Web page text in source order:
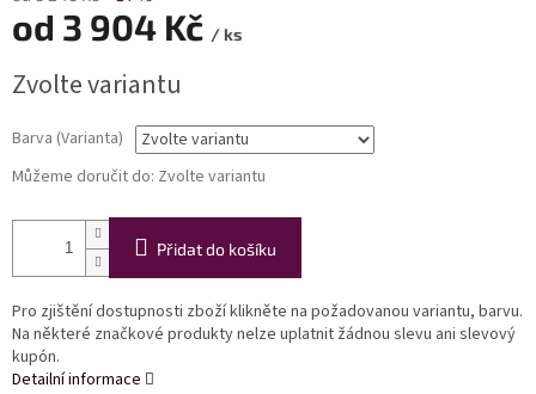
od 3 904 Kč / ks
cena:
Zvolte variantu
Barva (Varianta)
Můžeme doručit do: Zvolte variantu
Přidat do košíku
Pro zjištění dostupnosti zboží klikněte na požadovanou variantu, barvu.
Na některé značkové produkty nelze uplatnit žádnou slevu ani slevový
kupón.
Detailní informace